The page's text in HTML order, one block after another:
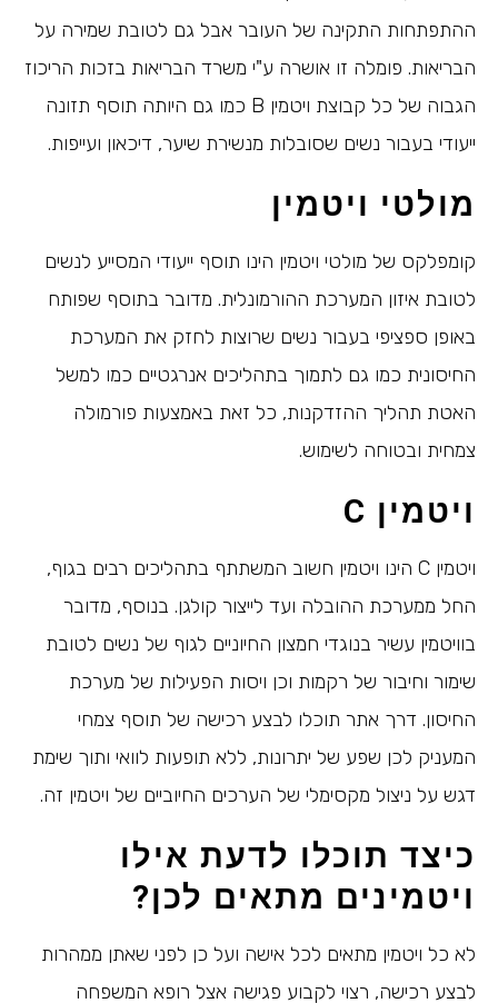
ההתפתחות התקינה של העובר אבל גם לטובת שמירה על
הבריאות. פומלה זו אושרה ע"י משרד הבריאות בזכות הריכוז
הגבוה של כל קבוצת ויטמין B כמו גם היותה תוסף תזונה
ייעודי בעבור נשים שסובלות מנשירת שיער, דיכאון ועייפות.
מולטי ויטמין
קומפלקס של מולטי ויטמין הינו תוסף ייעודי המסייע לנשים
לטובת איזון המערכת ההורמונלית. מדובר בתוסף שפותח
באופן ספציפי בעבור נשים שרוצות לחזק את המערכת
החיסונית כמו גם לתמוך בתהליכים אנרגטיים כמו למשל
האטת תהליך ההזדקנות, כל זאת באמצעות פורמולה
צמחית ובטוחה לשימוש.
ויטמין C
ויטמין C הינו ויטמין חשוב המשתתף בתהליכים רבים בגוף,
החל ממערכת ההובלה ועד לייצור קולגן. בנוסף, מדובר
בוויטמין עשיר בנוגדי חמצון החיוניים לגוף של נשים לטובת
שימור וחיבור של רקמות וכן ויסות הפעילות של מערכת
החיסון. דרך אתר תוכלו לבצע רכישה של תוסף צמחי
המעניק לכן שפע של יתרונות, ללא תופעות לוואי ותוך שימת
דגש על ניצול מקסימלי של הערכים החיוביים של ויטמין זה.
כיצד תוכלו לדעת אילו
ויטמינים מתאים לכן?
לא כל ויטמין מתאים לכל אישה ועל כן לפני שאתן ממהרות
לבצע רכישה, רצוי לקבוע פגישה אצל רופא המשפחה